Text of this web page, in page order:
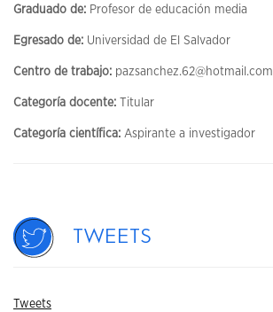
Graduado de: Profesor de educación media
Egresado de: Universidad de El Salvador
Centro de trabajo: pazsanchez.62@hotmail.com
Categoría docente: Titular
Categoría científica: Aspirante a investigador
Tweets
Tweets